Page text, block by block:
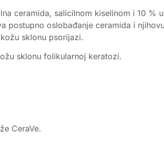
ceramida, salicilnom kiselinom i 10
postupno oslobađanje ceramida i
sklonu psorijazi.
sklonu folikularnoj keratozi.
CeraVe.